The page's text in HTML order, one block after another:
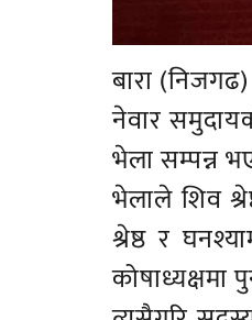
बारा
नेवार
भेला सम्पन्न
भेलाले शिव
श्रेष्ठ र
कोषाध्यक्षमा